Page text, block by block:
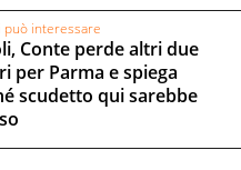
può interessare
Conte perde altri due
per Parma e spiega
scudetto qui sarebbe